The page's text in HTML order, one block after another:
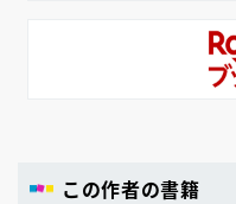
この作者の書籍